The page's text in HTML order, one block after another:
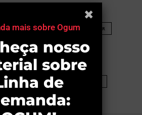
OGUM OGUM BEIRA-MAR
NAGÔ OGUM NARUÊ
OGUM YARA ORIXÁ
UMBANDA TRADICIONAL